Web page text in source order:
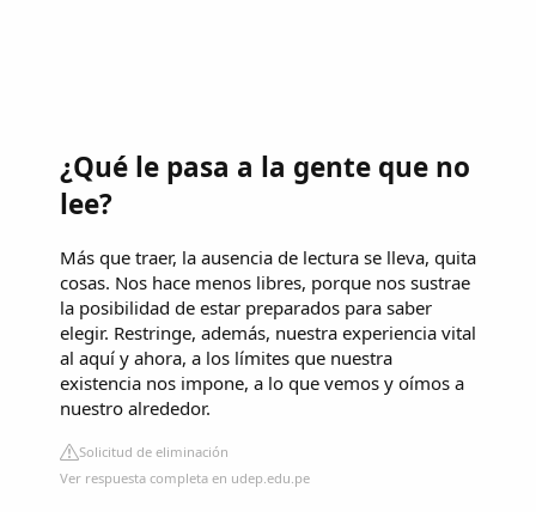
¿Qué le pasa a la gente que no
lee?
Más que traer, la ausencia de lectura se lleva, quita
cosas. Nos hace menos libres, porque nos sustrae
la posibilidad de estar preparados para saber
elegir. Restringe, además, nuestra experiencia vital
al aquí y ahora, a los límites que nuestra
existencia nos impone, a lo que vemos y oímos a
nuestro alrededor.
Solicitud de eliminación
Ver respuesta completa en udep.edu.pe